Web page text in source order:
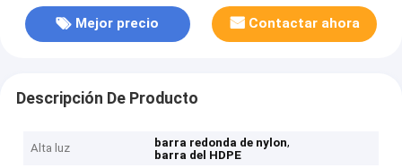
Mejor precio Contactar ahora
Descripción De Producto
Alta luz barra redonda de nylon,
barra del HDPE